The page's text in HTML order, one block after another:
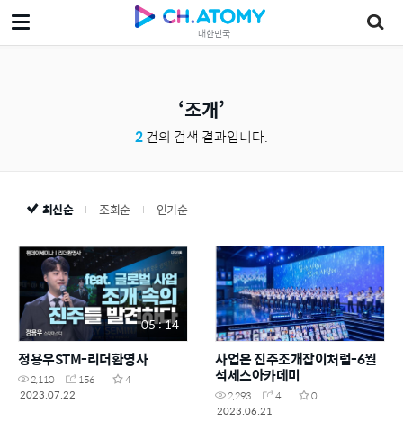
대한민국
조개
2건의 검색 결과입니다.
최신순 조회순 인기순
05 : 14
정용우STM-리더환영사
2,110 156
4
2023.07.22
사업은 진주조개잡이처럼-6월
석세스아카데미
2,293 4
0
2023.06.21